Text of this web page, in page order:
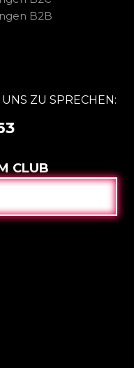
B2B
ZU SPRECHEN:
CLUB